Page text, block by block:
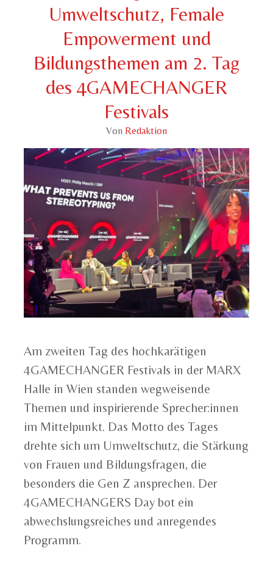
Umweltschutz, Female
Empowerment und
Bildungsthemen am 2. Tag
des 4GAMECHANGER
Festivals
Von Redaktion
Am zweiten Tag des hochkarätigen
4GAMECHANGER Festivals in der MARX
Halle in Wien standen wegweisende
Themen und inspirierende Sprecher:innen
im Mittelpunkt. Das Motto des Tages
drehte sich um Umweltschutz, die Stärkung
von Frauen und Bildungsfragen, die
besonders die Gen Z ansprechen. Der
4GAMECHANGERS Day bot ein
abwechslungsreiches und anregendes
Programm.